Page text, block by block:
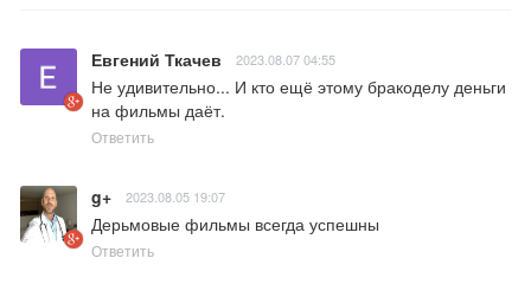
Евгений Ткачев 2023.08.07 04:55
Не удивительно... И кто ещё этому бракоделу деньги
на фильмы даёт.
Ответить
g+ 2023.08.05 19:07
Дерьмовые фильмы всегда успешны
Ответить